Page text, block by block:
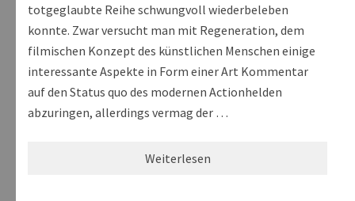
totgeglaubte Reihe schwungvoll wiederbeleben
konnte. Zwar versucht man mit Regeneration, dem
filmischen Konzept des künstlichen Menschen einige
interessante Aspekte in Form einer Art Kommentar
auf den Status quo des modernen Actionhelden
abzuringen, allerdings vermag der …
Weiterlesen